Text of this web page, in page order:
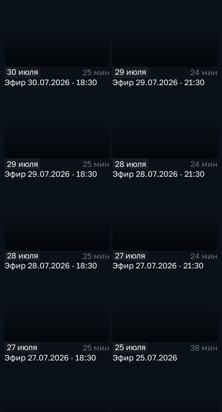
30 июля
25 мин
Эфир 30.07.2026 · 18:30
29 июля
24 мин
Эфир 29.07.2026 · 21:30
29 июля
25 мин
Эфир 29.07.2026 · 18:30
28 июля
24 мин
Эфир 28.07.2026 · 21:30
28 июля
25 мин
Эфир 28.07.2026 · 18:30
27 июля
24 мин
Эфир 27.07.2026 · 21:30
27 июля
25 мин
Эфир 27.07.2026 · 18:30
25 июля
38 мин
Эфир 25.07.2026